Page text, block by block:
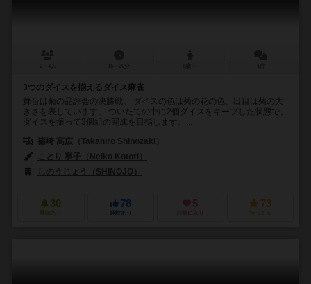
3つのダイスを揃えるダイス麻雀
舞台は菊の品評会の決勝戦。 ダイスの色は菊の花の色、出目は菊の大
きさを表しています。 ついたての中に2個ダイスをキープした状態で、
ダイスを振って3個組の完成を目指します。...
篠崎 高広（Takahiro Shinozaki）
ことり 寧子（Neiko Kotori）
しのうじょう（SHINOJO）
30
興味あり
78
経験あり
5
お気に入り
73
持ってる